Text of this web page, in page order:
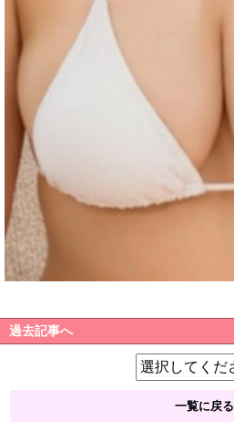
過去記事へ
一覧に戻る